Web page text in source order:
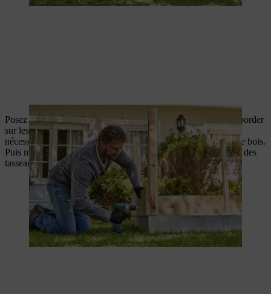
Posez un grillage métallique au fond du potager et faites-le déborder
sur les bordures en pierre. Coupez l’excédent de grillage si
nécessaire ou repliez-le. Agrafez-le solidement aux planches de bois.
Puis montez les côtés en vissant les planches jusqu’au sommet des
tasseaux.